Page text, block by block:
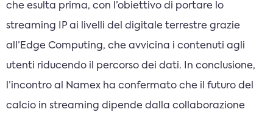
che esulta prima, con l’obiettivo di portare lo
streaming IP ai livelli del digitale terrestre grazie
all’Edge Computing, che avvicina i contenuti agli
utenti riducendo il percorso dei dati. In conclusione,
l’incontro al Namex ha confermato che il futuro del
calcio in streaming dipende dalla collaborazione